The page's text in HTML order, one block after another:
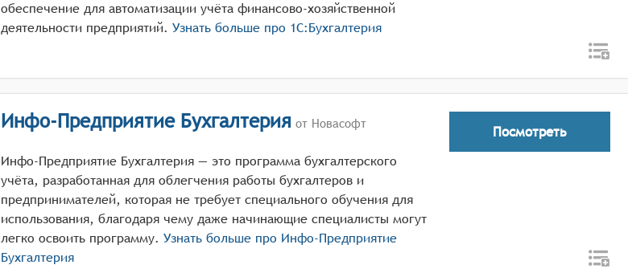
обеспечение для автоматизации учёта финансово-хозяйственной
деятельности предприятий. Узнать больше про 1С:Бухгалтерия
Инфо-Предприятие Бухгалтерия от Новасофт
Инфо-Предприятие Бухгалтерия — это программа бухгалтерского
учёта, разработанная для облегчения работы бухгалтеров и
предпринимателей, которая не требует специального обучения для
использования, благодаря чему даже начинающие специалисты могут
легко освоить программу. Узнать больше про Инфо-Предприятие
Бухгалтерия
Посмотреть